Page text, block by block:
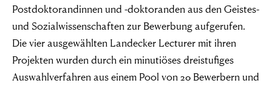
Postdoktorandinnen und -doktoranden aus den Geistes-
und Sozialwissenschaften zur Bewerbung aufgerufen.
Die vier ausgewählten Landecker Lecturer mit ihren
Projekten wurden durch ein minutiöses dreistufiges
Auswahlverfahren aus einem Pool von 20 Bewerbern und